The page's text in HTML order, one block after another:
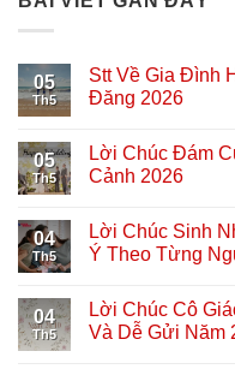
05
Th5
Stt Về Gia Đình
Đăng 2026
05
Th5
Lời Chúc Đám
Cảnh 2026
04
Th5
Lời Chúc Sinh
Ý Theo Từng
04
Th5
Lời Chúc Cô
Và Dễ Gửi Năm